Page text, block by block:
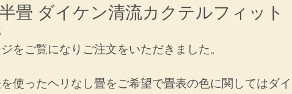
畳 ダイケン清流カクテルフィット
をご覧になりご注文をいただきました。
使ったヘリなし畳をご希望で畳表の色に関してはダイ